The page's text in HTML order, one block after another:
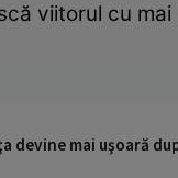
viitorul cu
devine mai uşoară